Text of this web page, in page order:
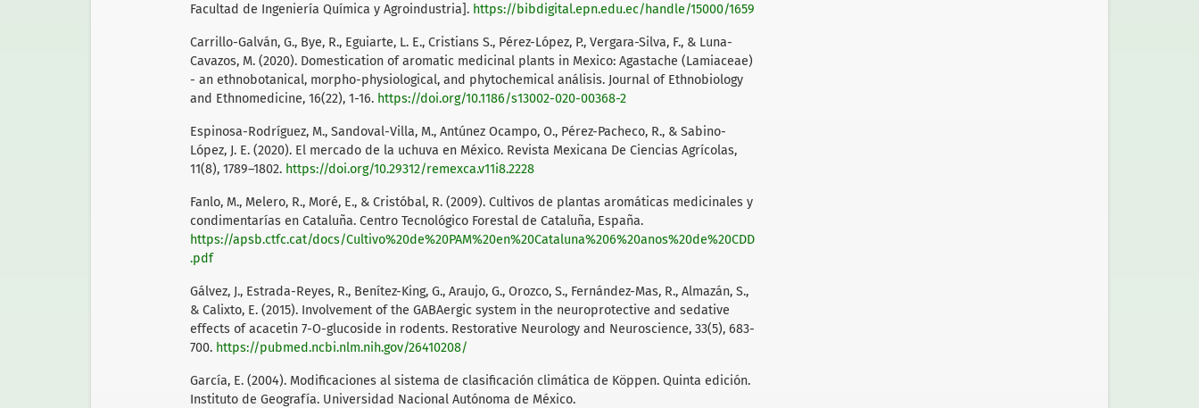
Facultad de Ingeniería Química y Agroindustria]. https://bibdigital.epn.edu.ec/handle/15000/1659
Carrillo-Galván, G., Bye, R., Eguiarte, L. E., Cristians S., Pérez-López, P., Vergara-Silva, F., & Luna-
Cavazos, M. (2020). Domestication of aromatic medicinal plants in Mexico: Agastache (Lamiaceae)
- an ethnobotanical, morpho-physiological, and phytochemical análisis. Journal of Ethnobiology
and Ethnomedicine, 16(22), 1-16. https://doi.org/10.1186/s13002-020-00368-2
Espinosa-Rodríguez, M., Sandoval-Villa, M., Antúnez Ocampo, O., Pérez-Pacheco, R., & Sabino-
López, J. E. (2020). El mercado de la uchuva en México. Revista Mexicana De Ciencias Agrícolas,
11(8), 1789–1802. https://doi.org/10.29312/remexca.v11i8.2228
Fanlo, M., Melero, R., Moré, E., & Cristóbal, R. (2009). Cultivos de plantas aromáticas medicinales y
condimentarías en Cataluña. Centro Tecnológico Forestal de Cataluña, España.
https://apsb.ctfc.cat/docs/Cultivo%20de%20PAM%20en%20Cataluna%206%20anos%20de%20CDD
.pdf
Gálvez, J., Estrada-Reyes, R., Benítez-King, G., Araujo, G., Orozco, S., Fernández-Mas, R., Almazán, S.,
& Calixto, E. (2015). Involvement of the GABAergic system in the neuroprotective and sedative
effects of acacetin 7-O-glucoside in rodents. Restorative Neurology and Neuroscience, 33(5), 683-
700. https://pubmed.ncbi.nlm.nih.gov/26410208/
García, E. (2004). Modificaciones al sistema de clasificación climática de Köppen. Quinta edición.
Instituto de Geografía. Universidad Nacional Autónoma de México.